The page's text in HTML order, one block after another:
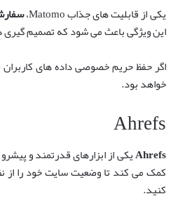
یکی از قابلیت های جذاب Matomo،
این ویژگی باعث می شود که تصمیم گیری
اگر حفظ حریم خصوصی داده های کاربران
خواهد بود.
Ahrefs
Ahrefsیکی از ابزارهای قدرتمند و
کمک می کند تا وضعیت سایت خود را از
کنید.